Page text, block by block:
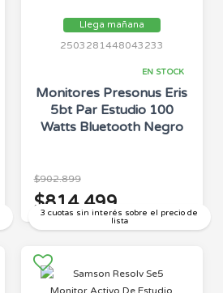
Llega mañana
2503281448043233
EN STOCK
Monitores Presonus Eris
5bt Par Estudio 100
Watts Bluetooth Negro
3 cuotas sin interés sobre el precio de
lista
$902.899
$814.499